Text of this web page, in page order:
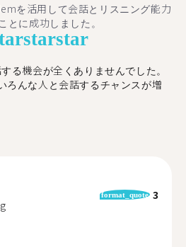
を活用して会話とリスニング能力
とに成功しました。
starstar
る機会が全くありませんでした。
ろんな人と会話するチャンスが増
format_quote 3